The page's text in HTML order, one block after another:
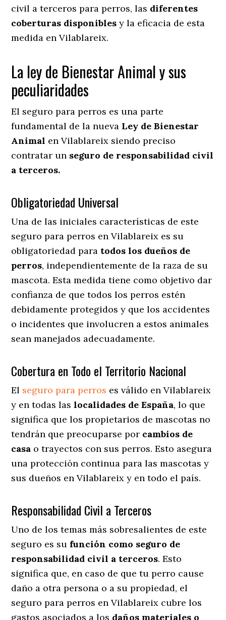
civil a terceros para perros, las diferentes
coberturas disponibles y la eficacia de esta
medida en Vilablareix.
La ley de Bienestar Animal y sus
peculiaridades
El seguro para perros es una parte
fundamental de la nueva Ley de Bienestar
Animal en Vilablareix siendo preciso
contratar un seguro de responsabilidad civil
a terceros.
Obligatoriedad Universal
Una de las iniciales características de este
seguro para perros en Vilablareix es su
obligatoriedad para todos los dueños de
perros, independientemente de la raza de su
mascota. Esta medida tiene como objetivo dar
confianza de que todos los perros estén
debidamente protegidos y que los accidentes
o incidentes que involucren a estos animales
sean manejados adecuadamente.
Cobertura en Todo el Territorio Nacional
El seguro para perros es válido en Vilablareix
y en todas laslocalidades de España, lo que
significa que los propietarios de mascotas no
tendrán que preocuparse por cambios de
casa o trayectos con sus perros. Esto asegura
una protección continua para las mascotas y
sus dueños en Vilablareix y en todo el país.
Responsabilidad Civil a Terceros
Uno de los temas más sobresalientes de este
seguro es su función como seguro de
responsabilidad civil a terceros. Esto
significa que, en caso de que tu perro cause
daño a otra persona o a su propiedad, el
seguro para perros en Vilablareix cubre los
gastos asociados a los daños materiales o